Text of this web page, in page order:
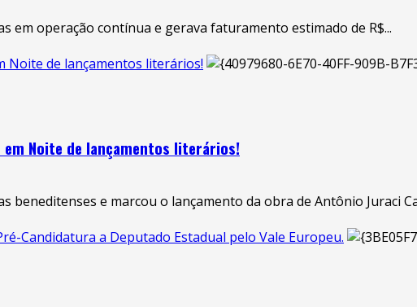
em operação contínua e gerava faturamento estimado de R$...
Noite de lançamentos literários!
em Noite de lançamentos literários!
e marcou o lançamento da obra de Antônio Juraci
Candidatura a Deputado Estadual pelo Vale Europeu.